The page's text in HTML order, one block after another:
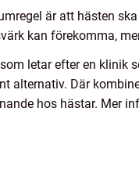
är att hästen
kan förekomma,
letar efter en klinik
alternativ. Där
hos hästar. Mer